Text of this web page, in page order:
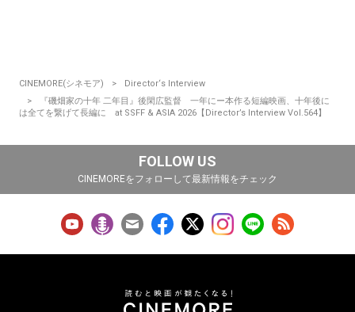
CINEMORE(シネモア)
Director‘s Interview
『磯畑家の十年 二年目』後閑広監督 一年にー本作る短編映画、十年後に
は全てを繋げて長編に at SSFF & ASIA 2026【Director’s Interview Vol.564】
FOLLOW US
CINEMOREをフォローして最新情報をチェック